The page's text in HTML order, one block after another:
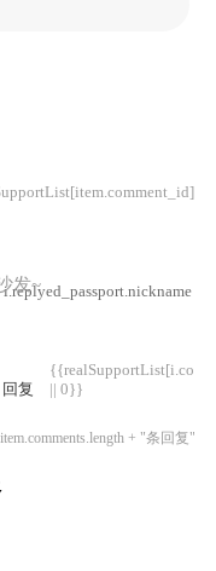
||
回复
|| 0}}
+ "条回复"}}
发~